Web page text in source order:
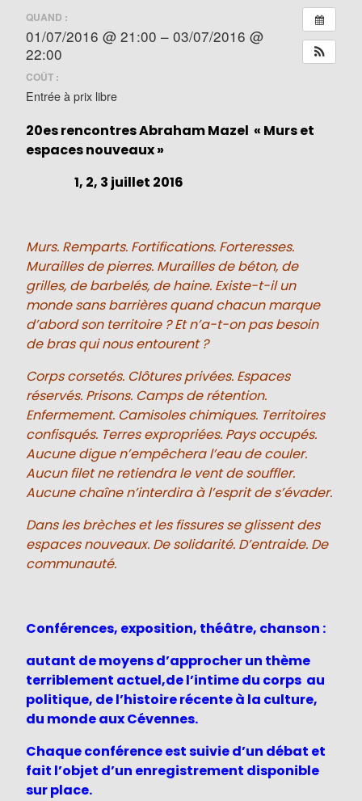
QUAND :
01/07/2016 @ 21:00 – 03/07/2016 @
22:00
COÛT :
Entrée à prix libre
20es rencontres Abraham Mazel « Murs et
espaces nouveaux »
1, 2, 3 juillet 2016
Murs. Remparts. Fortifications. Forteresses.
Murailles de pierres. Murailles de béton, de
grilles, de barbelés, de haine. Existe-t-il un
monde sans barrières quand chacun marque
d’abord son territoire ? Et n’a-t-on pas besoin
de bras qui nous entourent ?
Corps corsetés. Clôtures privées. Espaces
réservés. Prisons. Camps de rétention.
Enfermement. Camisoles chimiques. Territoires
confisqués. Terres expropriées. Pays occupés.
Aucune digue n’empêchera l’eau de couler.
Aucun filet ne retiendra le vent de souffler.
Aucune chaîne n’interdira à l’esprit de s’évader.
Dans les brèches et les fissures se glissent des
espaces nouveaux. De solidarité. D’entraide. De
communauté.
Conférences, exposition, théâtre, chanson :
autant de moyens d’approcher un thème
terriblement actuel,de l’intime du corps au
politique, de l’histoire récente à la culture,
du monde aux Cévennes.
Chaque conférence est suivie d’un débat et
fait l’objet d’un enregistrement disponible
sur place.